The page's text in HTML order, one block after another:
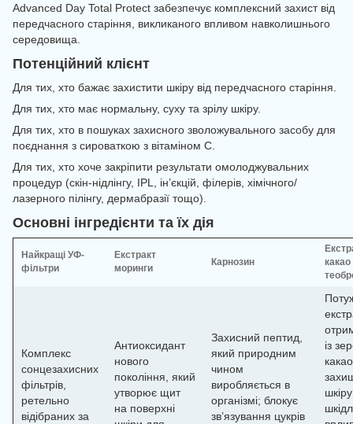
Advanced Day Total Protect забезпечує комплексний захист від
передчасного старіння, викликаного впливом навколишнього
середовища.
Потенційний клієнт
Для тих, хто бажає захистити шкіру від передчасного старіння.
Для тих, хто має нормальну, суху та зрілу шкіру.
Для тих, хто в пошуках захисного зволожувального засобу для
поєднання з сироваткою з вітаміном C.
Для тих, хто хоче закріпити результати омолоджувальних
процедур (скін-нідлінгу, IPL, ін’єкцій, філерів, хімічного/
лазерного пілінгу, дермабразії тощо).
Основні інгредієнти та їх дія
Найкращі УФ-
фільтри
Екстракт
моринги
Карнозин
какао
Комплекс
сонцезахисних
фільтрів,
ретельно
відібраних за
Антиоксидант
нового
покоління, який
утворює щит
на поверхні
Захисний пептид,
який природним
чином
виробляється в
організмі; блокує
зв’язування цукрів
із